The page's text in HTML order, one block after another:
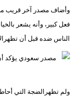
وأضاف مصدر آخر قريب من
فعل كبير، وأنه يشعر
الناس ضده قبل أن
ولم تظهرالضجة التي